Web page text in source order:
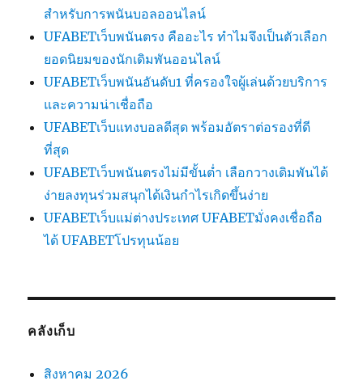
สำหรับการพนันบอลออนไลน์
UFABETเว็บพนันตรง คืออะไร ทำไมจึงเป็นตัวเลือก
ยอดนิยมของนักเดิมพันออนไลน์
UFABETเว็บพนันอันดับ1 ที่ครองใจผู้เล่นด้วยบริการ
และความน่าเชื่อถือ
UFABETเว็บแทงบอลดีสุด พร้อมอัตราต่อรองที่ดี
ที่สุด
UFABETเว็บพนันตรงไม่มีขั้นต่ำ เลือกวางเดิมพันได้
ง่ายลงทุนร่วมสนุกได้เงินกำไรเกิดขึ้นง่าย
UFABETเว็บแม่ต่างประเทศ UFABETมั่งคงเชื่อถือ
ได้ UFABETโปรทุนน้อย
คลังเก็บ
สิงหาคม 2026